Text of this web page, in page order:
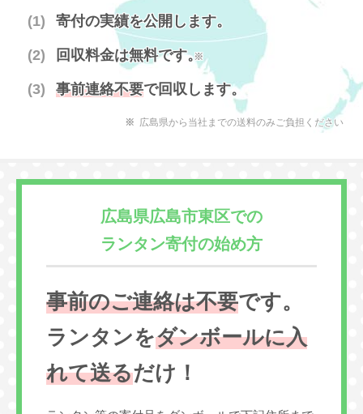
寄付の実績を公開します。
回収料金は無料です。
※
事前連絡不要で回収します。
広島県から当社までの送料のみご負担ください
広島県広島市東区での
ランタン寄付の始め方
事前のご連絡は不要です。
ランタンをダンボールに入
れて送るだけ！